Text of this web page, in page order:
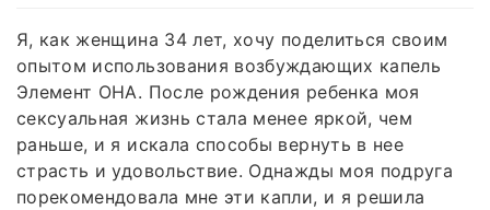
Я, как женщина 34 лет, хочу поделиться своим
опытом использования возбуждающих капель
Элемент ОНА. После рождения ребенка моя
сексуальная жизнь стала менее яркой, чем
раньше, и я искала способы вернуть в нее
страсть и удовольствие. Однажды моя подруга
порекомендовала мне эти капли, и я решила